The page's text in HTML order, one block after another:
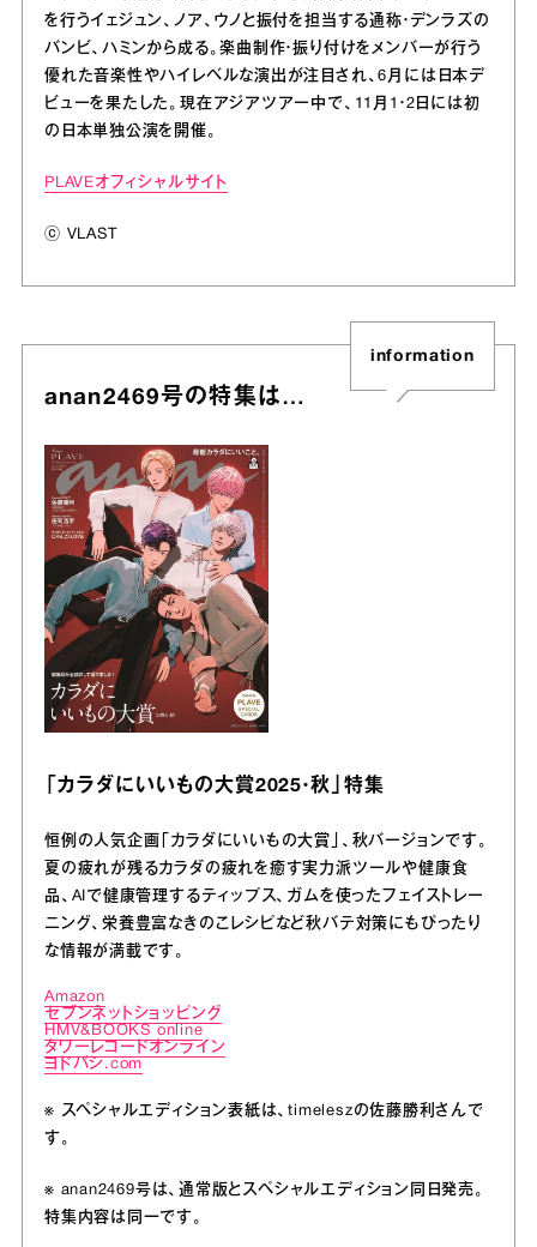
を行うイェジュン、ノア、ウノと振付を担当する通称・デンラズの
バンビ、ハミンから成る。楽曲制作・振り付けをメンバーが行う
優れた音楽性やハイレベルな演出が注目され、6月には日本デ
ビューを果たした。現在アジアツアー中で、11月1・2日には初
の日本単独公演を開催。
PLAVEオフィシャルサイト
ⓒ VLAST
anan2469号の特集は…
information
「カラダにいいもの大賞2025・秋」特集
恒例の人気企画「カラダにいいもの大賞」、秋バージョンです。
夏の疲れが残るカラダの疲れを癒す実力派ツールや健康食
品、AIで健康管理するティップス、ガムを使ったフェイストレー
ニング、栄養豊富なきのこレシピなど秋バテ対策にもぴったり
な情報が満載です。
Amazon
セブンネットショッピング
HMV&BOOKS online
タワーレコードオンライン
ヨドバシ.com
※ スペシャルエディション表紙は、timeleszの佐藤勝利さんで
す。
※ anan2469号は、通常版とスペシャルエディション同日発売。
特集内容は同一です。